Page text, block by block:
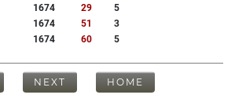
1674 29
5
1674 51
3
1674 60 5
NEXT HOME